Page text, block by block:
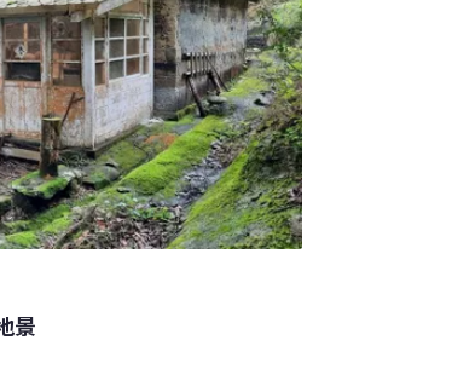
力的，所以一入夜，山上的居民
景